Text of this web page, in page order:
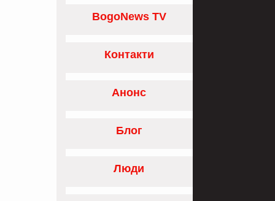
BogoNews TV
Контакти
Анонс
Блог
Люди